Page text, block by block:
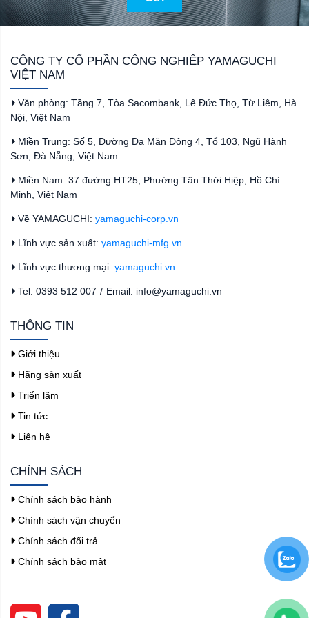
CÔNG TY CỔ PHẦN CÔNG NGHIỆP YAMAGUCHI
VIỆT NAM
Văn phòng: Tầng 7, Tòa Sacombank, Lê Đức Thọ, Từ Liêm, Hà
Nội, Việt Nam
Miền Trung: Số 5, Đường Đa Mặn Đông 4, Tổ 103, Ngũ Hành
Sơn, Đà Nẵng, Việt Nam
Miền Nam: 37 đường HT25, Phường Tân Thới Hiệp, Hồ Chí
Minh, Việt Nam
Về YAMAGUCHI: yamaguchi-corp.vn
Lĩnh vực sản xuất: yamaguchi-mfg.vn
Lĩnh vực thương mại: yamaguchi.vn
Tel: 0393 512 007 / Email: info@yamaguchi.vn
THÔNG TIN
Giới thiệu
Hãng sản xuất
Triển lãm
Tin tức
Liên hệ
CHÍNH SÁCH
Chính sách bảo hành
Chính sách vận chuyển
Chính sách đổi trả
Chính sách bảo mật